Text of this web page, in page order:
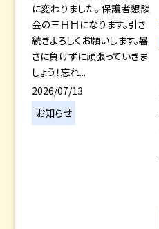
に変わりました。 保護者懇談
会の三日目になります。引き
続きよろしくお願いします。暑
さに負けずに頑張っていきま
しょう！忘れ...
2026/07/13
お知らせ